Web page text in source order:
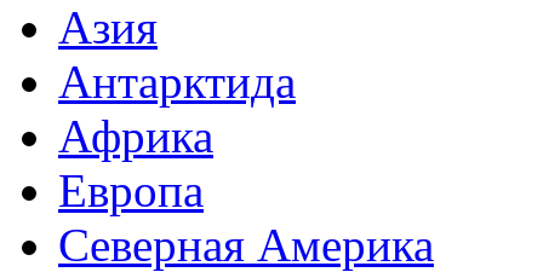
Азия
Антарктида
Африка
Европа
Северная Америка